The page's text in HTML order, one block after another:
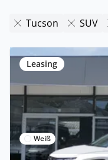
Tucson SUV
Leasing
Weiß